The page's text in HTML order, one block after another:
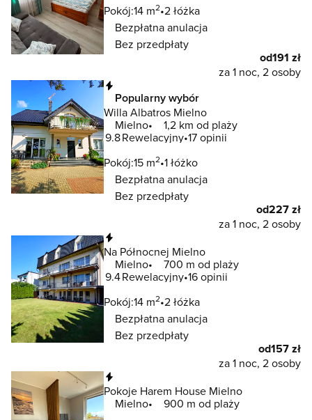
Pokój:14 m2 2 łóżka
Bezpłatna anulacja
Bez przedpłaty
od191 zł
za 1 noc, 2 osoby
Popularny wybór
Willa Albatros Mielno
Mielno
1,2 km od plaży
9.8Rewelacyjny 17 opinii
Pokój:15 m2 1 łóżko
Bezpłatna anulacja
Bez przedpłaty
od227 zł
za 1 noc, 2 osoby
Na Północnej Mielno
Mielno
700 m od plaży
9.4Rewelacyjny 16 opinii
Pokój:14 m2 2 łóżka
Bezpłatna anulacja
Bez przedpłaty
od157 zł
za 1 noc, 2 osoby
Pokoje Harem House Mielno
Mielno
900 m od plaży